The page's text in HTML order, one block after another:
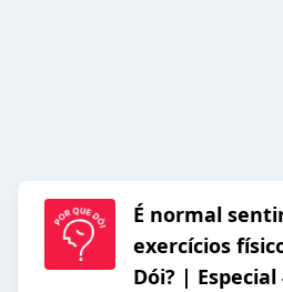
É normal
exercícios
Dói? | Especial